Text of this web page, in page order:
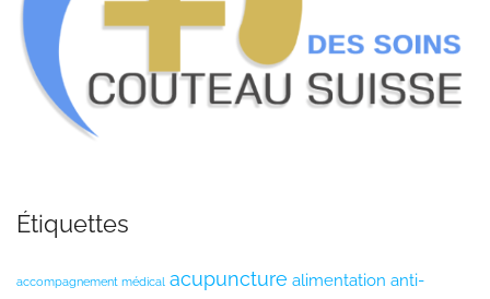
Étiquettes
accompagnement médical acupuncture alimentation anti-